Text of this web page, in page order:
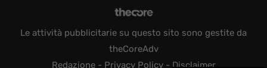
Le attività pubblicitarie su questo sito sono gestite da
theCoreAdv
Redazione- Privacy Policy- Disclaimer